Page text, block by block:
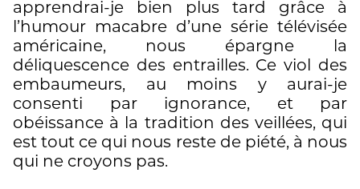
apprendrai-je bien plus tard grâce à
l’humour macabre d’une série télévisée
américaine, nous épargne la
déliquescence des entrailles. Ce viol des
embaumeurs, au moins y aurai-je
consenti par ignorance, et par
obéissance à la tradition des veillées, qui
est tout ce qui nous reste de piété, à nous
qui ne croyons pas.